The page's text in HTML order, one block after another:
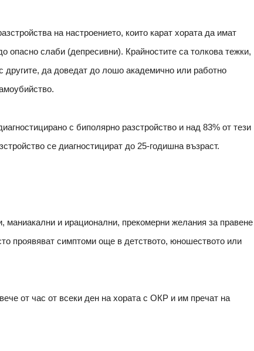
на настроението, които карат хората да имат
опасно слаби (депресивни). Крайностите са толкова тежки,
другите, да доведат до лошо академично или работно
с биполярно разстройство и над 83% от тези
се диагностицират до 25-годишна възраст.
и ирационални, прекомерни желания за правене
проявяват симптоми още в детството, юношеството или
от час от всеки ден на хората с ОКР и им пречат на